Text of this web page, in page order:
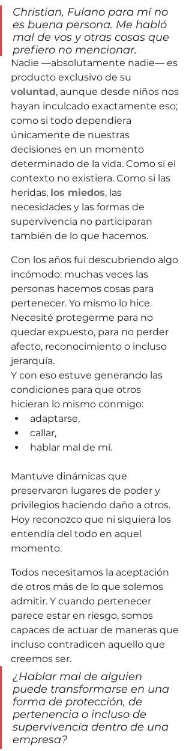
Christian, Fulano para mí no
es buena persona. Me habló
mal de vos y otras cosas que
prefiero no mencionar.
Nadie —absolutamente nadie— es
producto exclusivo de su
voluntad , aunque desde niños nos
hayan inculcado exactamente eso;
como si todo dependiera
únicamente de nuestras
decisiones en un momento
determinado de la vida. Como si el
contexto no existiera. Como si las
heridas, los miedos, las
necesidades y las formas de
supervivencia no participaran
también de lo que hacemos.
Con los años fui descubriendo algo
incómodo: muchas veces las
personas hacemos cosas para
pertenecer. Yo mismo lo hice.
Necesité protegerme para no
quedar expuesto, para no perder
afecto, reconocimiento o incluso
jerarquía.
Y con eso estuve generando las
condiciones para que otros
hicieran lo mismo conmigo:
adaptarse,
callar,
hablar mal de mí.
Mantuve dinámicas que
preservaron lugares de poder y
privilegios haciendo daño a otros.
Hoy reconozco que ni siquiera los
entendía del todo en aquel
momento.
Todos necesitamos la aceptación
de otros más de lo que solemos
admitir. Y cuando pertenecer
parece estar en riesgo, somos
capaces de actuar de maneras que
incluso contradicen aquello que
creemos ser.
¿Hablar mal de alguien
puede transformarse en una
forma de protección, de
pertenencia o incluso de
supervivencia dentro de una
empresa?